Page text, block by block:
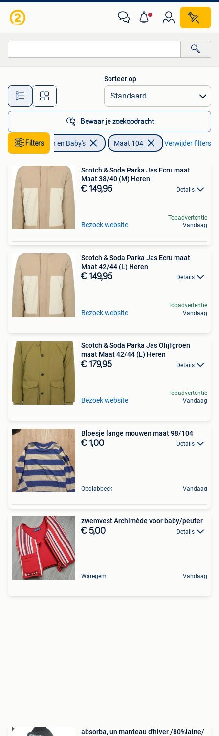
Alle afstanden…
Sorteer op
Bewaar je zoekopdracht
Filters
Kinderen en Baby's Maat 104 Verwijder filters
Scotch & Soda Parka Jas Ecru maat
Maat 38/40 (M) Heren
€ 149,95 Details
Bezoek website
Topadvertentie
Vandaag
Scotch & Soda Parka Jas Ecru maat
Maat 42/44 (L) Heren
€ 149,95 Details
Bezoek website
Topadvertentie
Vandaag
Scotch & Soda Parka Jas Olijfgroen
maat Maat 42/44 (L) Heren
€ 179,95 Details
Bezoek website
Topadvertentie
Vandaag
Bloesje lange mouwen maat 98/104
€ 1,00 Details
Opglabbeek Vandaag
zwemvest Archimède voor baby/peuter
€ 5,00 Details
Waregem Vandaag
absorba, un manteau d'hiver /80%laine/